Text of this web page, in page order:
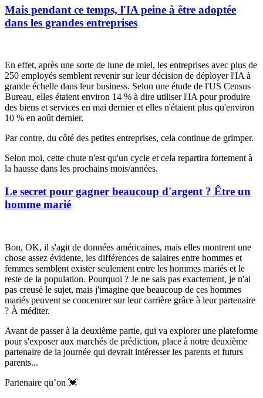
Mais pendant ce temps, l'IA peine à être adoptée
dans les grandes entreprises
En effet, après une sorte de lune de miel, les entreprises avec plus de
250 employés semblent revenir sur leur décision de déployer l'IA à
grande échelle dans leur business. Selon une étude de l'US Census
Bureau, elles étaient environ 14 % à dire utiliser l'IA pour produire
des biens et services en mai dernier et elles n'étaient plus qu'environ
10 % en août dernier.
Par contre, du côté des petites entreprises, cela continue de grimper.
Selon moi, cette chute n'est qu'un cycle et cela repartira fortement à
la hausse dans les prochains mois/années.
Le secret pour gagner beaucoup d'argent ? Être un
homme marié
Bon, OK, il s'agit de données américaines, mais elles montrent une
chose assez évidente, les différences de salaires entre hommes et
femmes semblent exister seulement entre les hommes mariés et le
reste de la population. Pourquoi ? Je ne sais pas exactement, je n'ai
pas creusé le sujet, mais j'imagine que beaucoup de ces hommes
mariés peuvent se concentrer sur leur carrière grâce à leur partenaire
? À méditer.
Avant de passer à la deuxième partie, qui va explorer une plateforme
pour s'exposer aux marchés de prédiction, place à notre deuxième
partenaire de la journée qui devrait intéresser les parents et futurs
parents...
Partenaire qu’on 💓